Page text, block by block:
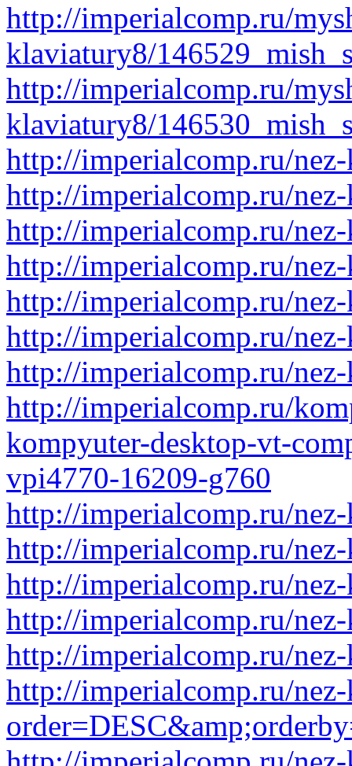
http://imperialcomp.ru/
klaviatury8/
http://imperialcomp.ru/
klaviatury8/
http://imperialcomp.ru/
http://imperialcomp.ru/
http://imperialcomp.ru/
http://imperialcomp.ru/
http://imperialcomp.ru/
http://imperialcomp.ru/
http://imperialcomp.ru/
http://imperialcomp.ru/
kompyuter-desktop-vt-
vpi4770-16209-g760
http://imperialcomp.ru/
http://imperialcomp.ru/
http://imperialcomp.ru/
http://imperialcomp.ru/
http://imperialcomp.ru/
http://imperialcomp.ru/